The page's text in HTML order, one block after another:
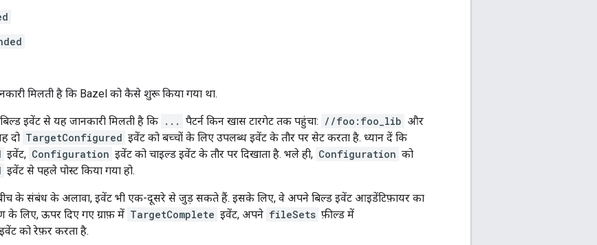
मिलती है कि Bazel को कैसे शुरू किया गया था.
बिल्ड इवेंट से यह जानकारी मिलती है कि ... पैटर्न किन खास टारगेट तक पहुंचा: //foo:foo_lib और
दो TargetConfigured इवेंट को बच्चों के लिए उपलब्ध इवेंट के तौर पर सेट करता है. ध्यान दें कि
इवेंट, Configuration इवेंट को चाइल्ड इवेंट के तौर पर दिखाता है. भले ही, Configuration को
इवेंट से पहले पोस्ट किया गया हो.
के संबंध के अलावा, इवेंट भी एक-दूसरे से जुड़ सकते हैं. इसके लिए, वे अपने बिल्ड इवेंट आइडेंटिफ़ायर का
के लिए, ऊपर दिए गए ग्राफ़ में TargetComplete इवेंट, अपने fileSets फ़ील्ड में
इवेंट को रेफ़र करता है.